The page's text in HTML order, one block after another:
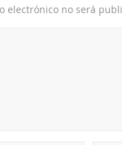
electrónico no será